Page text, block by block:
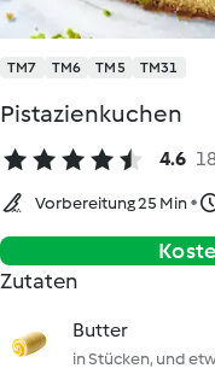
TM7 TM6 TM5 TM31
Pistazienkuchen
4.6
Vorbereitung 25 Min
Zutaten
Butter
in Stücken, und